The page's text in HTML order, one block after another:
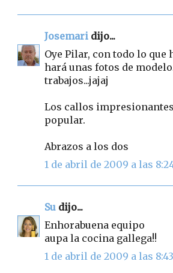
Josemari dijo...
Oye Pilar, con todo lo que
hará unas fotos de
trabajos...jajaj
Los callos
popular.
Abrazos a los dos
1 de abril de 2009 a las
Su dijo...
Enhorabuena equipo
aupa la cocina gallega!!
1 de abril de 2009 a las 8:43